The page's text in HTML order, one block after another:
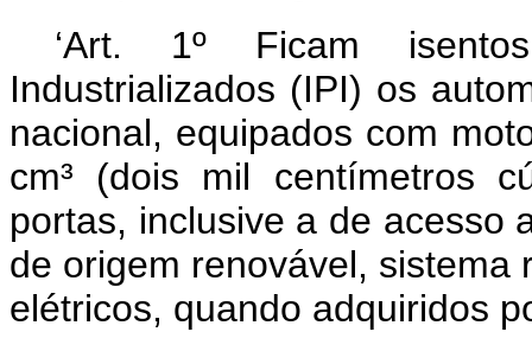
‘Art. 1º Ficam
Industrializados (IPI) os
nacional, equipados com
cm³ (dois mil centímetros
portas, inclusive a de acesso
de origem renovável,
elétricos, quando adquiridos